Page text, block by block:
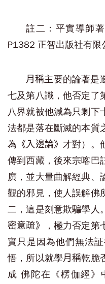
註二：平實導師
P1382 正智出版社有
月稱主要的論著是
七及第八識，他否定了
八界就被他減為只剩下
法都是落在斷滅的本質
為 《入邊論》才對）。
傳到西藏，後來宗喀巴
廣，並大量曲解經典、
觀的邪見，使人誤解佛
二，這是刻意欺騙學人
密意疏》
，極力否定
實只是因為他們無法
悟，所以就學月稱乾脆
成 佛陀在《楞伽經》